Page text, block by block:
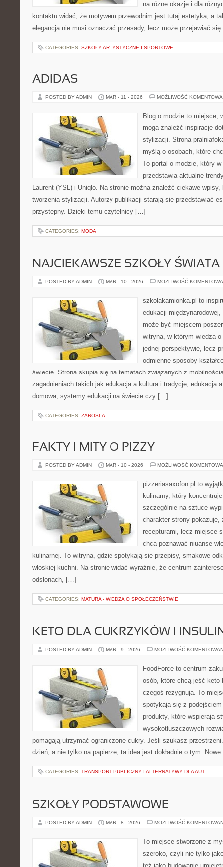
na różne okazje i dla
kontaktu widać, że motywem przewodnim jest tutaj estetyka, a
elegancja nie musi oznaczać przesady, lecz może przejawiać
CATEGORIES: SZKOŁY ARTYSTYCZNE I SPORTOWE
ADIDAS
POSTED BY ADMIN MAR - 11 - 2026 MOŻLIWOŚĆ
Blog o modzie to miejsce,
mogą znaleźć inspiracje
stylizacji. Strona
myślą o osobach, które
To portal o modzie, który
przedstawia aktualne
Laurent (YSL) i Uniqlo. Na stronie można znaleźć ciekawe
tworzenia stylizacji. Autorzy publikacji starają się przedstawiać
przystępny. Dzięki temu czytelnicy […]
CATEGORIES: MODA
NAJCIEKAWSZE SZKOŁY ŚWIATA
POSTED BY ADMIN MAR - 10 - 2026 MOŻLIWOŚĆ
szkolakamionka.pl to
edukacji
może być miejscem
witryna, w którym wiedza
jednej perspektywie, lecz
odmienne sposoby
świecie. Strona skupia się na tematach związanych z
zagadnieniach takich jak edukacja a kultura i tradycje, edukacja
domowa, systemy edukacji na świecie czy […]
CATEGORIES: ZAROSLA
FAKTY I MITY O PIZZY
POSTED BY ADMIN MAR - 10 - 2026 MOŻLIWOŚĆ
pizzeriasaxofon.pl to
kulinarny, który
szczególnie na sztuce
charakter strony
recepturami, lecz miejsce
chcą poznawać niuanse
kulinarnej. To witryna, gdzie spotykają się przepisy, smakowe
włoskiej kuchni. Na stronie widać wyraźnie, że centrum
odsłonach, […]
CATEGORIES: MATURA - WIEDZA O SPOŁECZEŃSTWIE
KETO DLA CUKRZYKÓW I
POSTED BY ADMIN MAR - 9 - 2026 MOŻLIWOŚĆ
FoodForce to centrum
osób, które chcą jeść keto
czegoś rezygnują. To
spotykają się z
produkty, które wspierają
wysokotłuszczowych
pomagają utrzymać ograniczone cukry. Jeśli szukasz
dzień, a nie tylko na papierze, ta idea jest dokładnie o tym.
CATEGORIES: TRANSPORT PUBLICZNY I ALTERNATYWY DLA AUT
SZKOŁY PODSTAWOWE
POSTED BY ADMIN MAR - 8 - 2026 MOŻLIWOŚĆ
To miejsce stworzone z
szeroko, czyli nie tylko
też jako budowanie